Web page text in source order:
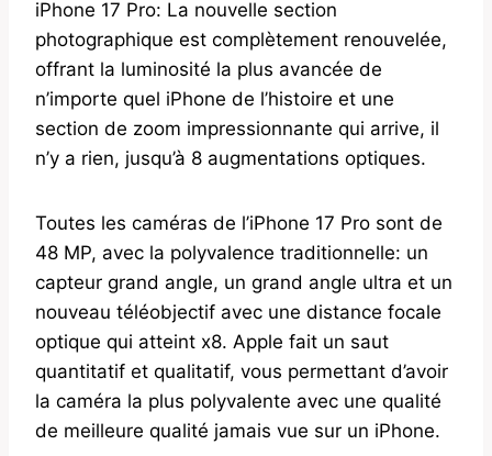
iPhone 17 Pro: La nouvelle section
photographique est complètement renouvelée,
offrant la luminosité la plus avancée de
n’importe quel iPhone de l’histoire et une
section de zoom impressionnante qui arrive, il
n’y a rien, jusqu’à 8 augmentations optiques.
Toutes les caméras de l’iPhone 17 Pro sont de
48 MP, avec la polyvalence traditionnelle: un
capteur grand angle, un grand angle ultra et un
nouveau téléobjectif avec une distance focale
optique qui atteint x8. Apple fait un saut
quantitatif et qualitatif, vous permettant d’avoir
la caméra la plus polyvalente avec une qualité
de meilleure qualité jamais vue sur un iPhone.